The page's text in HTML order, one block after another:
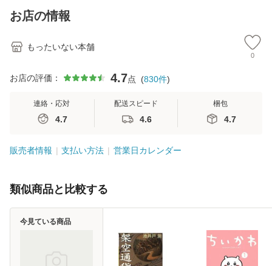
恵 藤本幸三 / 南江
堂 [単行
お店の情報
もったいない本舗
0
お店の評価： 4.7点 (830件)
連絡・応対
4.7
配送スピード
4.6
梱包
4.7
販売者情報 支払い方法 営業日カレンダー
類似商品と比較する
今見ている商品